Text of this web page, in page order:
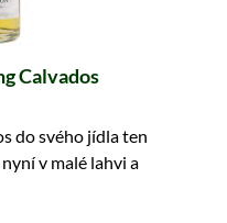
Calvados
do svého jídla ten
v malé lahvi a